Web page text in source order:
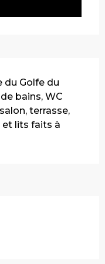
du Golfe du
bains, WC
terrasse,
et lits faits à